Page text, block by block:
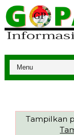
Tampilkan